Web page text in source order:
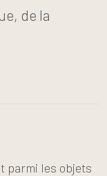
de la
parmi les objets